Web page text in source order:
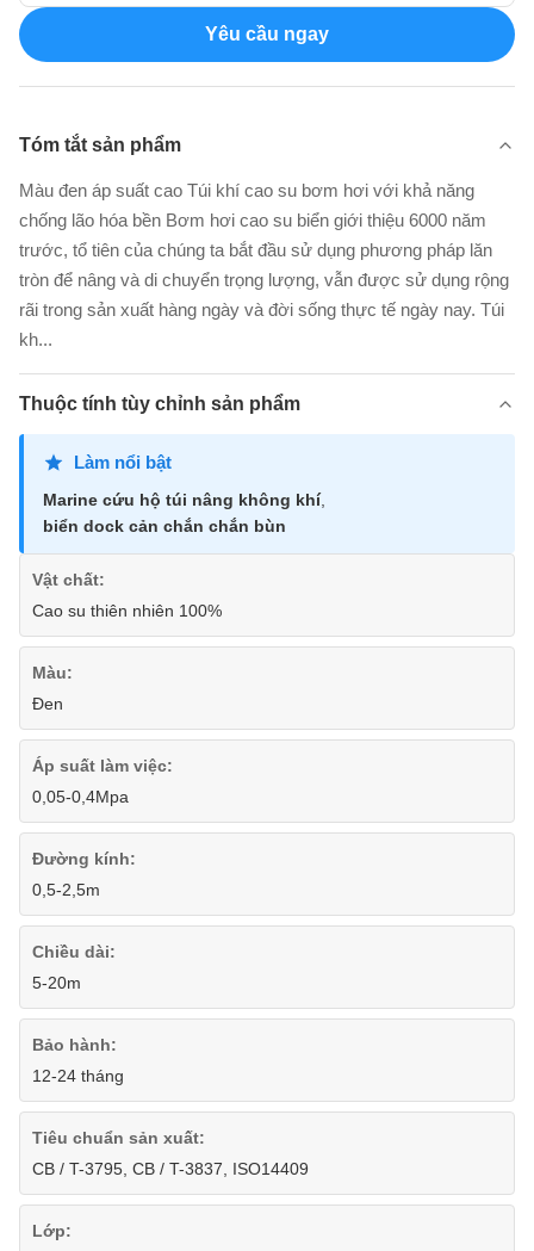
Yêu cầu ngay
Tóm tắt sản phẩm
Màu đen áp suất cao Túi khí cao su bơm hơi với khả năng
chống lão hóa bền Bơm hơi cao su biển giới thiệu 6000 năm
trước, tổ tiên của chúng ta bắt đầu sử dụng phương pháp lăn
tròn để nâng và di chuyển trọng lượng, vẫn được sử dụng rộng
rãi trong sản xuất hàng ngày và đời sống thực tế ngày nay. Túi
kh...
Thuộc tính tùy chỉnh sản phẩm
Làm nổi bật
Marine cứu hộ túi nâng không khí,
biển dock cản chắn chắn bùn
Vật chất:
Cao su thiên nhiên 100%
Màu:
Đen
Áp suất làm việc:
0,05-0,4Mpa
Đường kính:
0,5-2,5m
Chiều dài:
5-20m
Bảo hành:
12-24 tháng
Tiêu chuẩn sản xuất:
CB / T-3795, CB / T-3837, ISO14409
Lớp: